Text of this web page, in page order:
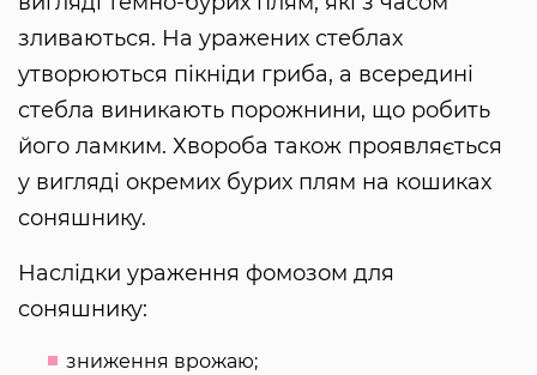
зливаються. На уражених стеблах
утворюються пікніди гриба, а всередині
стебла виникають порожнини, що робить
його ламким. Хвороба також проявляється
у вигляді окремих бурих плям на кошиках
соняшнику.
Наслідки ураження фомозом для
соняшнику:
зниження врожаю;